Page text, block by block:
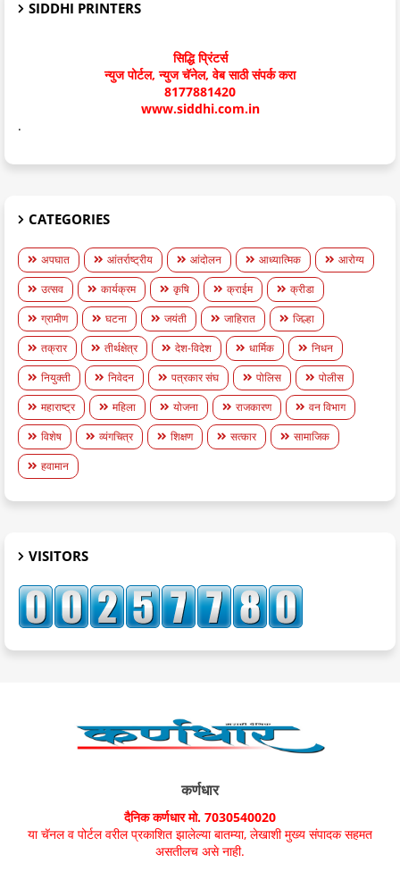
SIDDHI PRINTERS
सिद्धि प्रिंटर्स
न्युज पोर्टल, न्युज चॅनेल, वेब साठी संपर्क करा
8177881420
www.siddhi.com.in
.
CATEGORIES
अपघात आंतर्राष्ट्रीय आंदोलन आध्यात्मिक
आरोग्य
उत्सव
कार्यक्रम कृषि क्राईम
क्रीडा
ग्रामीण
घटना जयंती जाहिरात
जिल्हा
तक्रार
तीर्थक्षेत्र देश-विदेश धार्मिक
निधन
नियुक्ती
निवेदन पत्रकार संघ पोलिस
पोलीस
महाराष्ट्र
महिला योजना राजकारण
वन विभाग
विशेष
व्यंगचित्र शिक्षण सत्कार
सामाजिक
हवामान
VISITORS
कर्णधार
दैनिक कर्णधार मो. 7030540020
या चॅनल व पोर्टल वरील प्रकाशित झालेल्या बातम्या, लेखाशी मुख्य संपादक सहमत
असतीलच असे नाही.